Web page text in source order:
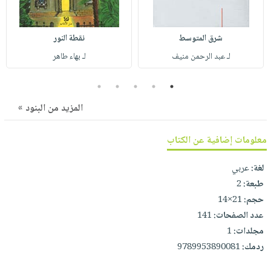
صابون
أطفال
مناسبات
فيديوهات
أسئلة
انشر
كتابك
تواصل
معنا
شرق المتوسط
لـ عبد الرحمن منيف
نقطة النور
لـ بهاء طاهر
1
2
3
4
5
المزيد من البنود »
معلومات إضافية عن الكتاب
لغة:عربي
طبعة:2
حجم:21×14
عدد الصفحات:141
مجلدات:1
ردمك:9789953890081